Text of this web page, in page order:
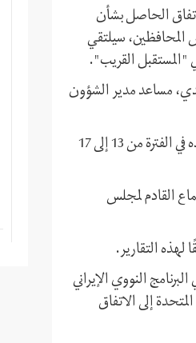
الحاصل بشأن
المحافظين، سيلتقي
"المستقبل القريب".
بهروز كمالوندي، مساعد مدير الشؤون
وترتبط زيارة غروسي لإيران بالاجتماع القادم لمجلس محافظي الوكالة الدولية للطاقة الذرية، المقرر عقده في الفترة من 13 إلى 17
القادم لمجلس
التقارير.
النووي الإيراني
إلى الاتفاق